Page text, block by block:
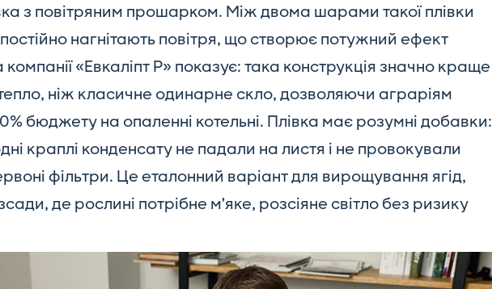
з повітряним прошарком. Між двома шарами такої плівки
постійно нагнітають повітря, що створює потужний ефект
«Евкаліпт Р» показує: така конструкція значно краще
ніж класичне одинарне скло, дозволяючи аграріям
бюджету на опаленні котельні. Плівка має розумні добавки:
краплі конденсату не падали на листя і не провокували
фільтри. Це еталонний варіант для вирощування ягід,
де рослині потрібне м’яке, розсіяне світло без ризику